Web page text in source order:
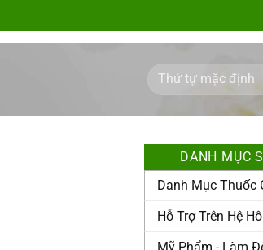
DANH MỤC
Danh Mục Thuốc
Hỗ Trợ Trên Hệ